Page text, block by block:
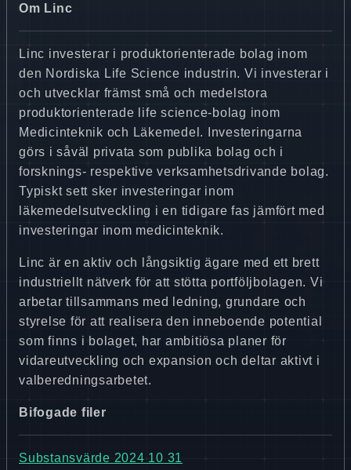
Om Linc
Linc investerar i produktorienterade bolag inom
den Nordiska Life Science industrin. Vi investerar i
och utvecklar främst små och medelstora
produktorienterade life science-bolag inom
Medicinteknik och Läkemedel. Investeringarna
görs i såväl privata som publika bolag och i
forsknings- respektive verksamhetsdrivande bolag.
Typiskt sett sker investeringar inom
läkemedelsutveckling i en tidigare fas jämfört med
investeringar inom medicinteknik.
Linc är en aktiv och långsiktig ägare med ett brett
industriellt nätverk för att stötta portföljbolagen. Vi
arbetar tillsammans med ledning, grundare och
styrelse för att realisera den inneboende potential
som finns i bolaget, har ambitiösa planer för
vidareutveckling och expansion och deltar aktivt i
valberedningsarbetet.
Bifogade filer
Substansvärde 2024 10 31